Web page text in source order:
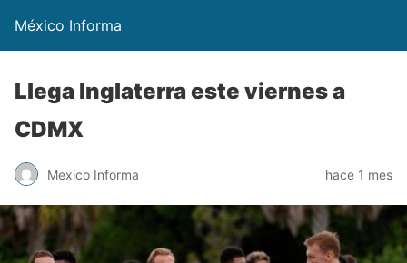
México Informa
Llega lnglaterra este viernes a
CDMX
Mexico Informa hace 1 mes